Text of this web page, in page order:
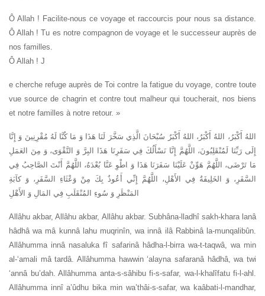
Ô Allah ! Facilite-nous ce voyage et raccourcis pour nous sa distance.
Ô Allah ! Tu es notre compagnon de voyage et le successeur auprès de
nos familles.
Ô Allah ! J
e cherche refuge auprès de Toi contre la fatigue du voyage, contre toute
vue source de chagrin et contre tout malheur qui toucherait, nos biens
et notre familles à notre retour. »
اللهُ أَكْبَرُ، اللهُ أَكْبَرُ، اللهُ أَكْبَرُ سُبْحَانَ الَّذِي سَخَّرَ لَنَا هَذَا وَ مَا كُنَّا لَهُ مُقْرِنِينَ وَ إِنَّا
إِلَى رَبِّنَا لَمُنْقَلِبُونَ، اللَّهُمَّ إِنَّا نَسْأَلُكَ فِي سَفَرِنَا هَذَا البِرَّ وَ التَّقْوَى، وَ مِنَ العَمَلِ
مَا تَرْضَى، اللَّهُمَّ هَوِّنْ عَلَيْنَا سَفَرَنَا هَذَا وَ اطْوِ عَنَّا بُعْدَهُ، اللَّهُمَّ أَنْتَ الصَّاحِبُ فِي
السَّفَرِ، وَ الخَلِيفَةُ فِي الأَهْلِ، اللَّهُمَّ إِنِّي أَعُوذُ بِكَ مِنْ وَعْثَاءِ السَّفَرِ، وَ كآبَةِ
المَنْظَرِ وَ سُوءِ المُنْقَلَبِ فِي المَالِ وَ الأَهْلِ
Allâhu akbar, Allâhu akbar, Allâhu akbar. Subhâna-lladhî sakh-khara lanâ
hâdhâ wa mâ kunnâ lahu muqrinîn, wa innâ ilâ Rabbinâ la-munqalibûn.
Allâhumma innâ nasaluka fî safarinâ hâdha-l-birra wa-t-taqwâ, wa min
al-‘amali mâ tardâ. Allâhumma hawwin ‘alayna safaranâ hâdhâ, wa twi
‘annâ bu’dah. Allâhumma anta-s-sâhibu fi-s-safar, wa-l-khalîfatu fi-l-ahl.
Allâhumma innî a’ûdhu bika min wa’thâi-s-safar, wa kaâbati-l-mandhar,